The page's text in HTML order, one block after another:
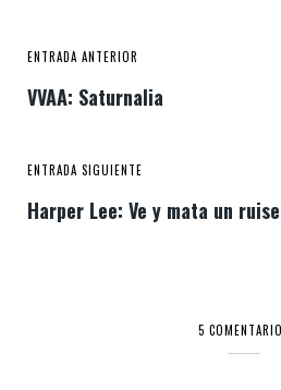
ENTRADA ANTERIOR
VVAA: Saturnalia
ENTRADA SIGUIENTE
Harper Lee: Ve y mata un
5